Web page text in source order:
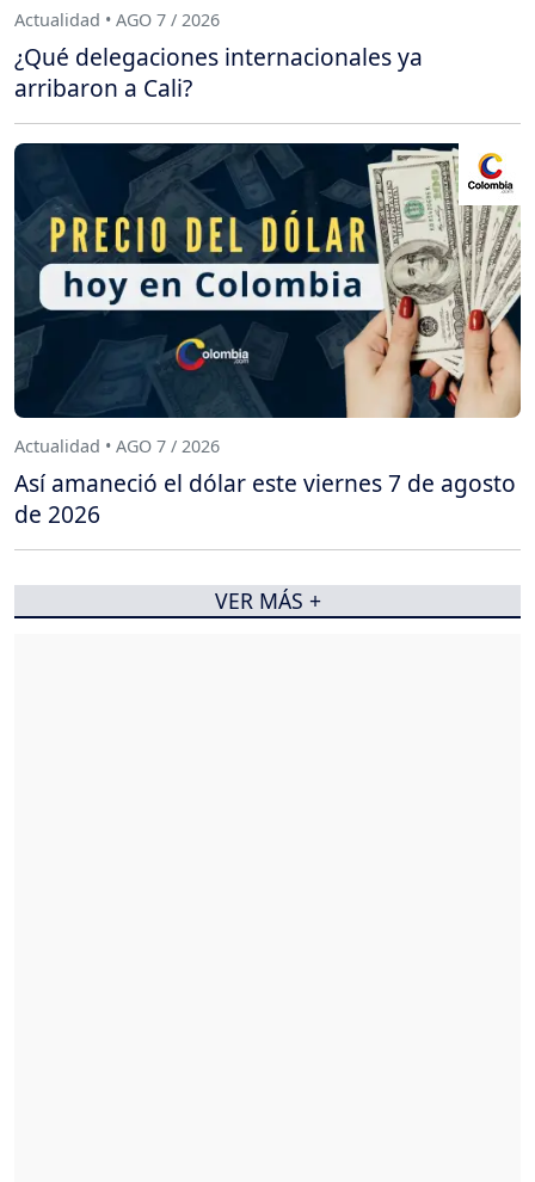
Actualidad • AGO 7 / 2026
¿Qué delegaciones internacionales ya
arribaron a Cali?
Actualidad • AGO 7 / 2026
Así amaneció el dólar este viernes 7 de agosto
de 2026
VER MÁS +